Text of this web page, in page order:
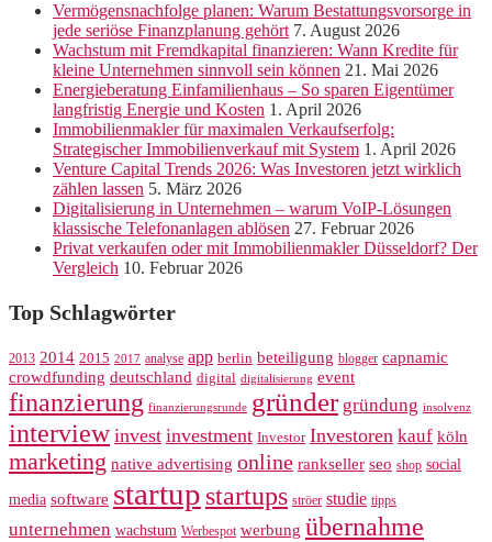
Vermögensnachfolge planen: Warum Bestattungsvorsorge in
jede seriöse Finanzplanung gehört 7. August 2026
Wachstum mit Fremdkapital finanzieren: Wann Kredite für
kleine Unternehmen sinnvoll sein können 21. Mai 2026
Energieberatung Einfamilienhaus – So sparen Eigentümer
langfristig Energie und Kosten 1. April 2026
Immobilienmakler für maximalen Verkaufserfolg:
Strategischer Immobilienverkauf mit System 1. April 2026
Venture Capital Trends 2026: Was Investoren jetzt wirklich
zählen lassen 5. März 2026
Digitalisierung in Unternehmen – warum VoIP-Lösungen
klassische Telefonanlagen ablösen 27. Februar 2026
Privat verkaufen oder mit Immobilienmakler Düsseldorf? Der
Vergleich 10. Februar 2026
Top Schlagwörter
2013 2014 2015 2017 analyse app berlin beteiligung blogger capnamic
crowdfunding deutschland digital digitalisierung event
finanzierung finanzierungsrunde gründer gründung insolvenz
interview invest investment Investor Investoren kauf köln
marketing native advertising online rankseller seo shop social
media software startup startups ströer studie tipps
unternehmen wachstum Werbespot werbung übernahme